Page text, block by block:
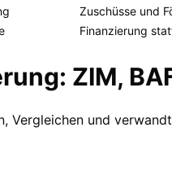
Zuschüsse und
Finanzierung
ZIM,
Vergleichen und